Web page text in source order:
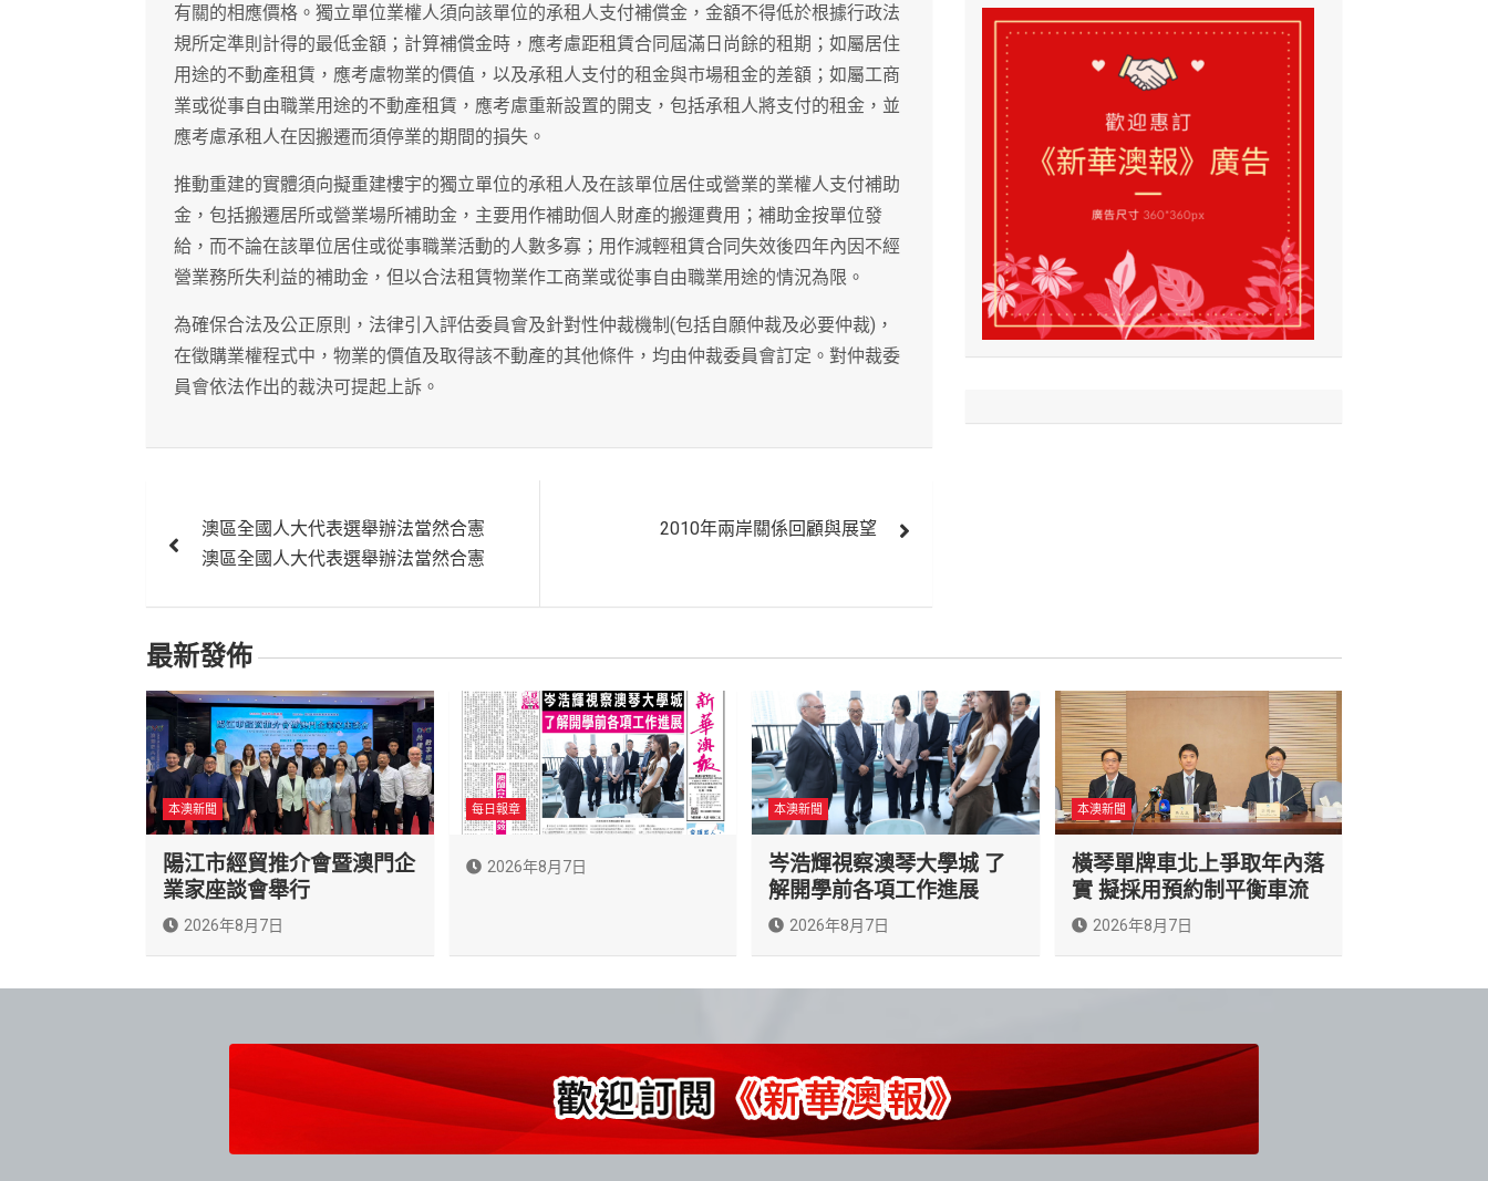
有關的相應價格。獨立單位業權人須向該單位的承租人支付補償金，金額不得低於根據行政法
規所定準則計得的最低金額；計算補償金時，應考慮距租賃合同屆滿日尚餘的租期；如屬居住
用途的不動產租賃，應考慮物業的價值，以及承租人支付的租金與市場租金的差額；如屬工商
業或從事自由職業用途的不動產租賃，應考慮重新設置的開支，包括承租人將支付的租金，並
應考慮承租人在因搬遷而須停業的期間的損失。
推動重建的實體須向擬重建樓宇的獨立單位的承租人及在該單位居住或營業的業權人支付補助
金，包括搬遷居所或營業場所補助金，主要用作補助個人財產的搬運費用；補助金按單位發
給，而不論在該單位居住或從事職業活動的人數多寡；用作減輕租賃合同失效後四年內因不經
營業務所失利益的補助金，但以合法租賃物業作工商業或從事自由職業用途的情況為限。
為確保合法及公正原則，法律引入評估委員會及針對性仲裁機制(包括自願仲裁及必要仲裁)，
在徵購業權程式中，物業的價值及取得該不動產的其他條件，均由仲裁委員會訂定。對仲裁委
員會依法作出的裁決可提起上訴。
章
覽
澳區全國人大代表選舉辦法當然合憲
澳區全國人大代表選舉辦法當然合憲
2010年兩岸關係回顧與展望
最新發佈
本澳新聞
陽江市經貿推介會暨澳門企
業家座談會舉行
2026年8月7日
每日報章
2026年8月7日
本澳新聞
岑浩輝視察澳琴大學城 了
解開學前各項工作進展
2026年8月7日
本澳新聞
橫琴單牌車北上爭取年內落
實 擬採用預約制平衡車流
2026年8月7日